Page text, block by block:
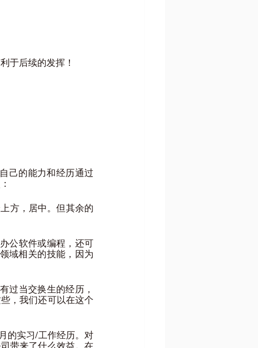
于后续的发挥！
己的能力和经历通过
方，居中。但其余的
公软件或编程，还可
域相关的技能，因为
过当交换生的经历，
，我们还可以在这个
的实习/工作经历。对
带来了什么效益。在